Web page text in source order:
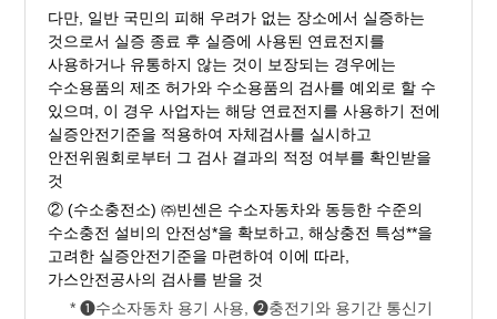
다만, 일반 국민의 피해 우려가 없는 장소에서 실증하는
것으로서 실증 종료 후 실증에 사용된 연료전지를
사용하거나 유통하지 않는 것이 보장되는 경우에는
수소용품의 제조 허가와 수소용품의 검사를 예외로 할 수
있으며, 이 경우 사업자는 해당 연료전지를 사용하기 전에
실증안전기준을 적용하여 자체검사를 실시하고
안전위원회로부터 그 검사 결과의 적정 여부를 확인받을
것
② (수소충전소) ㈜빈센은 수소자동차와 동등한 수준의
수소충전 설비의 안전성*을 확보하고, 해상충전 특성**을
고려한 실증안전기준을 마련하여 이에 따라,
가스안전공사의 검사를 받을 것
* ➊수소자동차 용기 사용, ➋충전기와 용기간 통신기